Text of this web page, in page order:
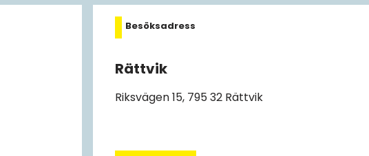
Besöksadress
Rättvik
Riksvägen 15, 795 32 Rättvik